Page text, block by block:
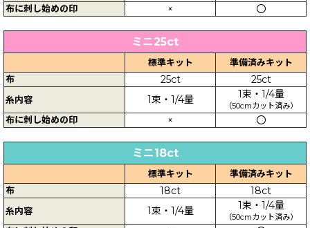
布に刺し始めの印 × 〇
ミニ25ct
標準キット
準備済みキット
布
25ct 25ct
糸内容 1束・1/4量 1束・1/4量
（50cmカット済み）
布に刺し始めの印 × 〇
ミニ18ct
標準キット
準備済みキット
布
18ct 18ct
糸内容 1束・1/4量 1束・1/4量
（50cmカット済み）